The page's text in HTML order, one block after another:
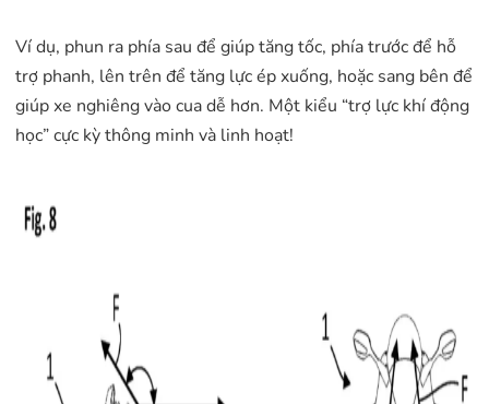
Ví dụ, phun ra phía sau để giúp tăng tốc, phía trước để hỗ
trợ phanh, lên trên để tăng lực ép xuống, hoặc sang bên để
giúp xe nghiêng vào cua dễ hơn. Một kiểu “trợ lực khí động
học” cực kỳ thông minh và linh hoạt!